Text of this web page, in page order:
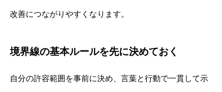
改善につながりやすくなります。
境界線の基本ルールを先に決めておく
自分の許容範囲を事前に決め、言葉と行動で一貫して示